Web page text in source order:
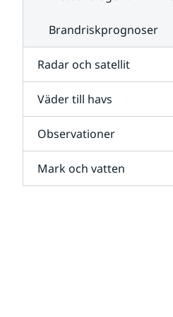
Brandriskprognoser
Radar och satellit
Väder till havs
Observationer
Mark och vatten